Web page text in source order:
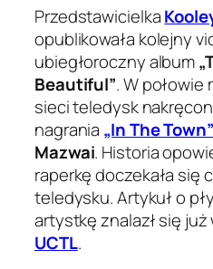
Przedstawicielka
opublikowała kolejny
ubiegłoroczny album
Beautiful”. W połowie
sieci teledysk
nagrania „In The Town”
Mazwai. Historia
raperkę doczekała się
teledysku. Artykuł o
artystkę znalazł się
UCTL.